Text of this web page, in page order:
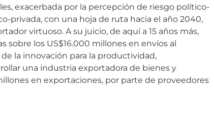
exacerbada por la percepción de riesgo político-
privada, con una hoja de ruta hacia el año 2040,
virtuoso. A su juicio, de aquí a 15 años más,
sobre los US$16.000 millones en envíos al
la innovación para la productividad,
una industria exportadora de bienes y
en exportaciones, por parte de proveedores